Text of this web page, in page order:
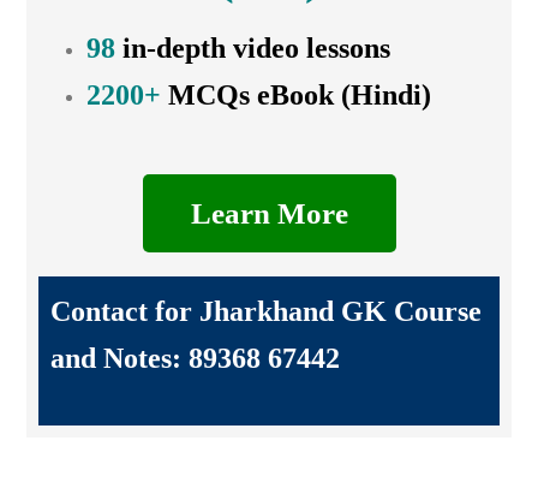
98 in-depth video lessons
2200+ MCQs eBook (Hindi)
Learn More
Contact for Jharkhand GK Course
and Notes: 89368 67442